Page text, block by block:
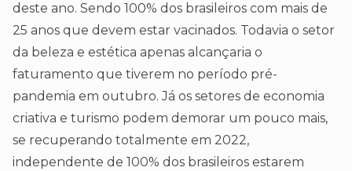
deste ano. Sendo 100% dos brasileiros com mais de
25 anos que devem estar vacinados. Todavia o setor
da beleza e estética apenas alcançaria o
faturamento que tiverem no período pré-
pandemia em outubro. Já os setores de economia
criativa e turismo podem demorar um pouco mais,
se recuperando totalmente em 2022,
independente de 100% dos brasileiros estarem